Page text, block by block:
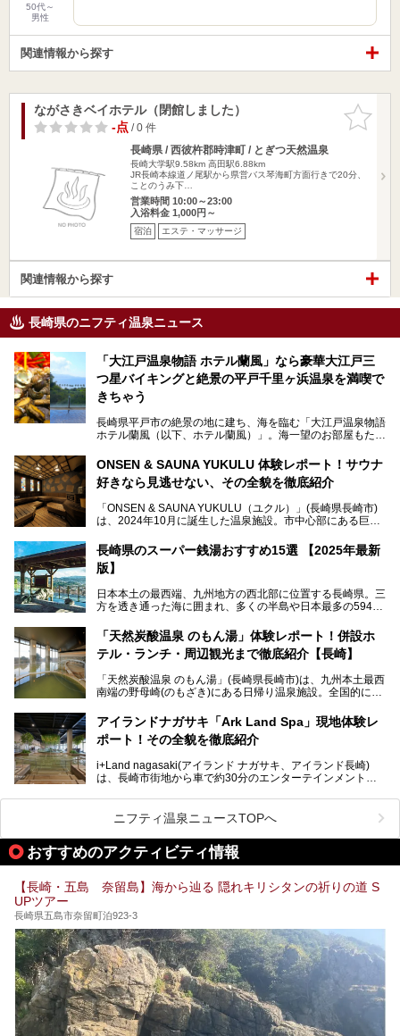
50代～
男性
関連情報から探す
お気に入
りに追加
ながさきベイホテル（閉館しました）
-点/ 0 件
長崎県 / 西彼杵郡時津町 / とぎつ天然温泉
長崎大学駅9.58km 高田駅6.88km
JR長崎本線道ノ尾駅から県営バス琴海町方面行きで20分、
ことのうみ下…
営業時間 10:00～23:00
入浴料金 1,000円～
宿泊 エステ・マッサージ
関連情報から探す
長崎県のニフティ温泉ニュース
「大江戸温泉物語 ホテル蘭風」なら豪華大江戸三
つ星バイキングと絶景の平戸千里ヶ浜温泉を満喫で
きちゃう
長崎県平戸市の絶景の地に建ち、海を臨む「大江戸温泉物語
ホテル蘭風（以下、ホテル蘭風）」。海一望のお部屋もたく
三つ星バイキング」がスタート！早速現地で体験してきまし
た。
ークなどおススメのポイントがたっぷりです！周辺観光情報
も含めてご紹介します。
───
提供元：大江戸温泉物語ホテルズ＆リゾーツ株式会社【P
R】
ONSEN & SAUNA YUKULU 体験レポート！サウナ
好きなら見逃せない、その全貌を徹底紹介
「ONSEN & SAUNA YUKULU（ユクル）」(長崎県長崎市)
は、2024年10月に誕生した温泉施設。市中心部にある巨大
当初から多くのサウナ―やスパ好きに注目されています。
そこで今回は、ニフティ温泉ライターである筆者が現地体
験。天然温泉・サウナ・水風呂・別途有料のプレミアムサウ
介します！
長崎県のスーパー銭湯おすすめ15選 【2025年最新
版】
日本本土の最西端、九州地方の西北部に位置する長崎県。三
方を透き通った海に囲まれ、多くの半島や日本最多の594も
しい景観の宝庫です。
長崎県にあるスーパー銭湯にも、長崎ならではの景観を存分
に楽しめる施設がいくつも見られます。眺望自慢が多い長崎
ましょう。
「天然炭酸温泉 のもん湯」体験レポート！併設ホ
テル・ランチ・周辺観光まで徹底紹介【長崎】
「天然炭酸温泉 のもん湯」(長崎県長崎市)は、九州本土最西
南端の野母崎(のもざき)にある日帰り温泉施設。全国的にも
多くの温泉ファンに親しまれています。
今回は、地元九州在住のニフティ温泉ライターである筆者が
大浴場をはじめ、併設のホテル「Nomon長崎」・食事(ラン
チ)・おすすめの周辺観光まで、それらの全貌を徹底紹介し
───
この記事は天然炭酸温泉 のもん湯のPRレポート記事です。
アイランドナガサキ「Ark Land Spa」現地体験レ
ポート！その全貌を徹底紹介
i+Land nagasaki(アイランド ナガサキ、アイランド長崎)
は、長崎市街地から車で約30分のエンターテインメントリ
んのこと多彩なアクティビティが楽しめ、到底一日では遊び
尽くせない程！ 中でも注目すべきは、日帰り可能な3つのス
パ施設です。
験し、3つのスパ施設に焦点を当て、その全貌を徹底紹介。
「Ark Land Spa」をご紹介します。
ニフティ温泉ニュースTOPへ
おすすめのアクティビティ情報
【長崎・五島 奈留島】海から辿る 隠れキリシタンの祈りの道 S
UPツアー
長崎県五島市奈留町泊923-3